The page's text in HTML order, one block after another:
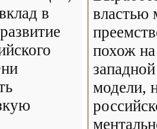
в
властью
похож
модели,